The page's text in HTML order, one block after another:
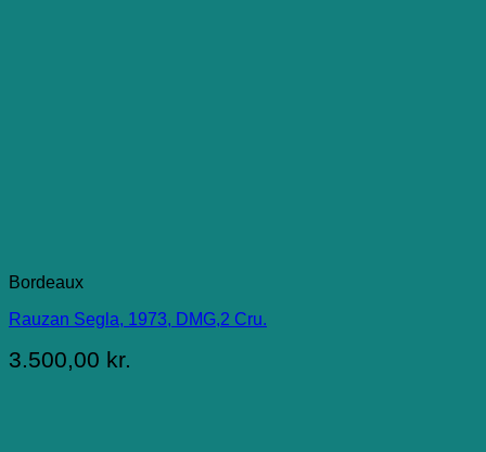
Bordeaux
Rauzan Segla, 1973, DMG,2 Cru.
3.500,00 kr.